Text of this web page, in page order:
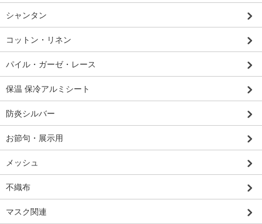
シャンタン
コットン・リネン
パイル・ガーゼ・レース
保温 保冷アルミシート
防炎シルバー
お節句・展示用
メッシュ
不織布
マスク関連